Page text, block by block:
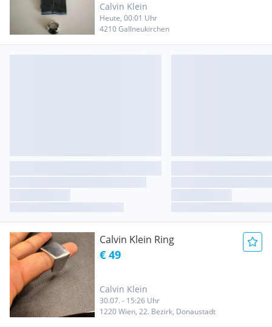
Calvin Klein
Heute, 00:01 Uhr
4210 Gallneukirchen
Calvin Klein Ring
€ 49
Calvin Klein
30.07. - 15:26 Uhr
1220 Wien, 22. Bezirk, Donaustadt